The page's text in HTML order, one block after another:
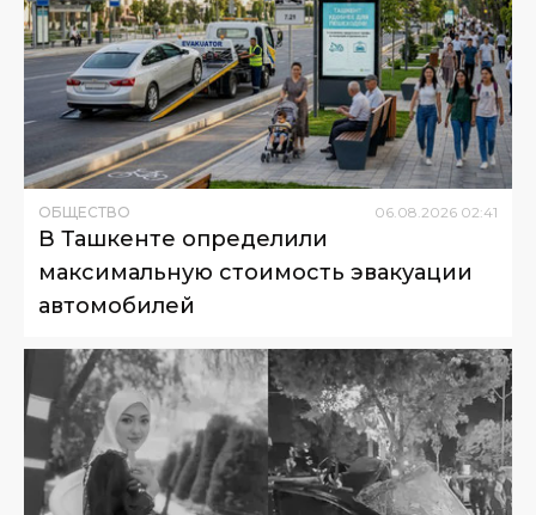
ОБЩЕСТВО 06.08.2026 02:41
В Ташкенте определили
максимальную стоимость эвакуации
автомобилей